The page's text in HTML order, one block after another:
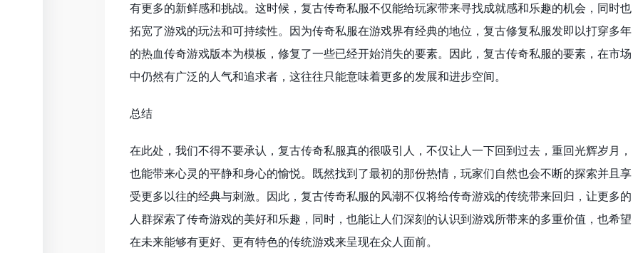
有更多的新鲜感和挑战。这时候，复古传奇私服不仅能给玩家带来寻找成就感和乐趣的机会，同时也
拓宽了游戏的玩法和可持续性。因为传奇私服在游戏界有经典的地位，复古修复私服发即以打穿多年
的热血传奇游戏版本为模板，修复了一些已经开始消失的要素。因此，复古传奇私服的要素，在市场
中仍然有广泛的人气和追求者，这往往只能意味着更多的发展和进步空间。
总结
在此处，我们不得不要承认，复古传奇私服真的很吸引人，不仅让人一下回到过去，重回光辉岁月，
也能带来心灵的平静和身心的愉悦。既然找到了最初的那份热情，玩家们自然也会不断的探索并且享
受更多以往的经典与刺激。因此，复古传奇私服的风潮不仅将给传奇游戏的传统带来回归，让更多的
人群探索了传奇游戏的美好和乐趣，同时，也能让人们深刻的认识到游戏所带来的多重价值，也希望
在未来能够有更好、更有特色的传统游戏来呈现在众人面前。